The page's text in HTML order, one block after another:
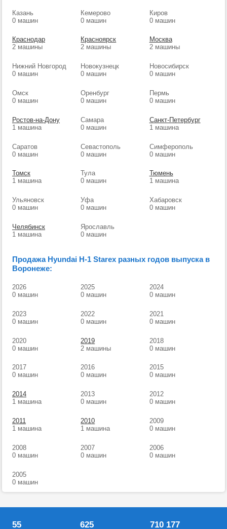
Казань
0 машин
Кемерово
0 машин
Киров
0 машин
Краснодар
2 машины
Красноярск
2 машины
Москва
2 машины
Нижний Новгород
0 машин
Новокузнецк
0 машин
Новосибирск
0 машин
Омск
0 машин
Оренбург
0 машин
Пермь
0 машин
Ростов-на-Дону
1 машина
Самара
0 машин
Санкт-Петербург
1 машина
Саратов
0 машин
Севастополь
0 машин
Симферополь
0 машин
Томск
1 машина
Тула
0 машин
Тюмень
1 машина
Ульяновск
0 машин
Уфа
0 машин
Хабаровск
0 машин
Челябинск
1 машина
Ярославль
0 машин
Продажа Hyundai H-1 Starex разных годов выпуска в
Воронеже:
2026
0 машин
2025
0 машин
2024
0 машин
2023
0 машин
2022
0 машин
2021
0 машин
2020
0 машин
2019
2 машины
2018
0 машин
2017
0 машин
2016
0 машин
2015
0 машин
2014
1 машина
2013
0 машин
2012
0 машин
2011
1 машина
2010
1 машина
2009
0 машин
2008
0 машин
2007
0 машин
2006
0 машин
2005
0 машин
55 625 710 177